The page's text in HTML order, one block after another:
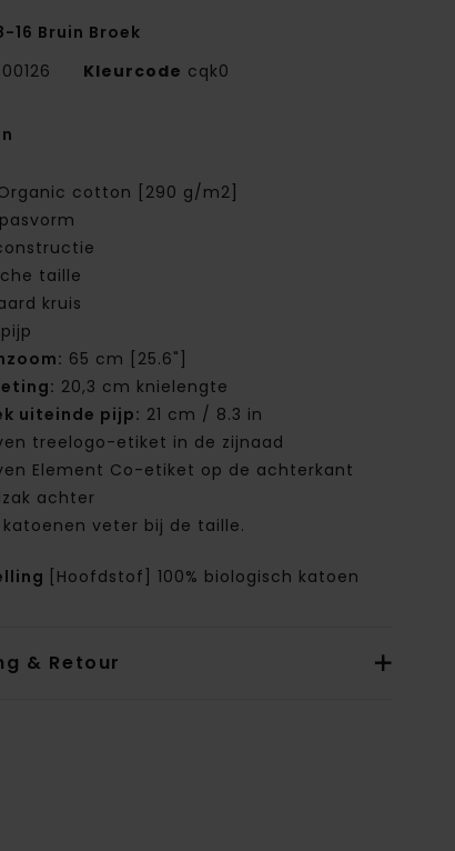
16 Bruin Broek
Kleurcode cqk0
cotton [290 g/m2]
taille
kruis
65 cm [25.6"]
20,3 cm knielengte
uiteinde pijp: 21 cm / 8.3 in
treelogo-etiket in de zijnaad
Element Co-etiket op de achterkant
achter
veter bij de taille.
[Hoofdstof] 100% biologisch katoen
& Retour